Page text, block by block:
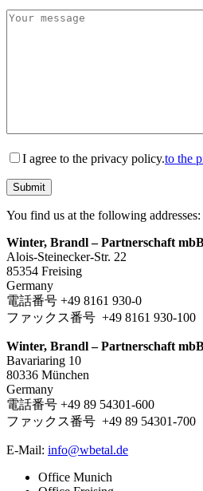
の
空
の
ま
し
て
く
だ
さ
い。
I agree to the privacy policy.to the
You find us at the following addresses:
Winter, Brandl – Partnerschaft
Alois-Steinecker-Str. 22
85354 Freising
Germany
電話番号 +49 8161 930-0
ファックス番号 +49 8161 930-100
Winter, Brandl – Partnerschaft
Bavariaring 10
80336 München
Germany
電話番号 +49 89 54301-600
ファックス番号 +49 89 54301-700
E-Mail: info@wbetal.de
Office Munich